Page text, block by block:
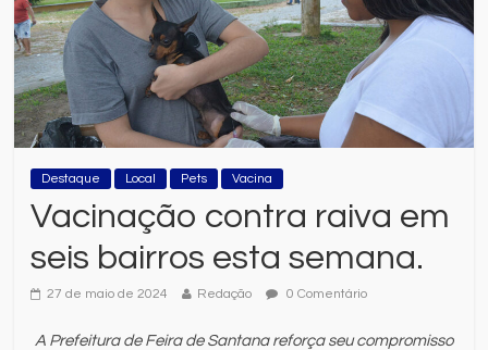
Destaque Local Pets Vacina
Vacinação contra raiva em
seis bairros esta semana.
27 de maio de 2024 Redação 0 Comentário
A Prefeitura de Feira de Santana reforça seu compromisso